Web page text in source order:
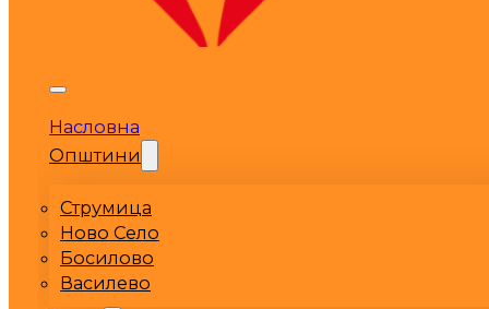
Насловна
Општини
Струмица
Ново Село
Босилово
Василево